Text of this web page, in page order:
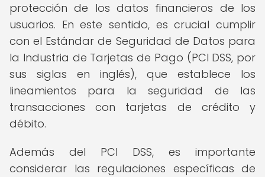
protección de los datos financieros de los
usuarios. En este sentido, es crucial cumplir
con el Estándar de Seguridad de Datos para
la Industria de Tarjetas de Pago (PCI DSS, por
sus siglas en inglés), que establece los
lineamientos para la seguridad de las
transacciones con tarjetas de crédito y
débito.
Además del PCI DSS, es importante
considerar las regulaciones específicas de